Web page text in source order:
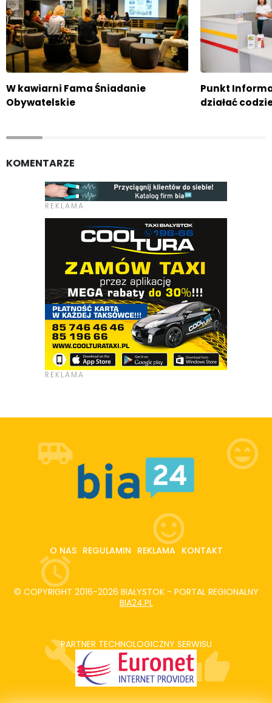
W kawiarni Fama Śniadanie
Obywatelskie
Punkt
działać
KOMENTARZE
O NAS REGULAMIN REKLAMA KONTAKT
© COPYRIGHT 2016-2026 BIAŁYSTOK - PORTAL REGIONALNY
BIA24.PL
PARTNER TECHNOLOGICZNY SERWISU